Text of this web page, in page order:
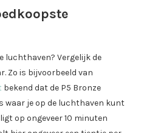
luchthaven? Vergelijk de
Zo is bijvoorbeeld van
bekend dat de P5 Bronze
waar je op de luchthaven kunt
op ongeveer 10 minuten